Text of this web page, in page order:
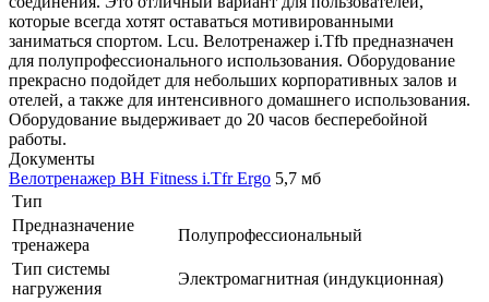
которые всегда хотят оставаться мотивированными
заниматься спортом. Lcu. Велотренажер i.Tfb предназначен
для полупрофессионального использования. Оборудование
прекрасно подойдет для небольших корпоративных залов и
отелей, а также для интенсивного домашнего использования.
Оборудование выдерживает до 20 часов бесперебойной
работы.
Документы
Велотренажер BH Fitness i.Tfr Ergo 5,7 мб
Тип
Предназначение
тренажера
Полупрофессиональный
Тип системы
нагружения
Электромагнитная (индукционная)